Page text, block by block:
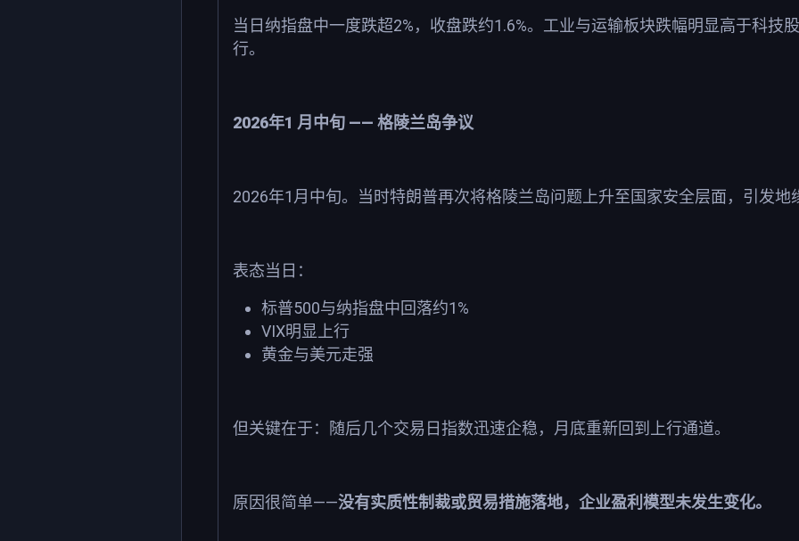
当日纳指盘中一度跌超2% ，收盘跌约1.6%。工业与运输板块跌幅明显高于科技
行。
2026年1 月中旬 —— 格陵兰岛争议
2026年1 月中旬。当时特朗普再次将格陵兰岛问题上升至国家安全层面，引发地
表态当日：
标普500与纳指盘中回落约1%
VIX明显上行
黄金与美元走强
但关键在于：随后几个交易日指数迅速企稳，月底重新回到上行通道。
原因很简单——没有实质性制裁或贸易措施落地，企业盈利模型未发生变化。